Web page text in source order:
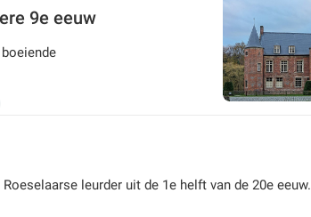
9e eeuw
leurder uit de 1e helft van de 20e eeuw.